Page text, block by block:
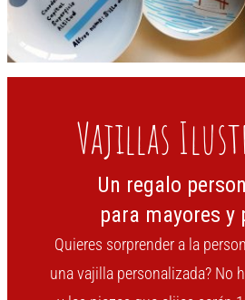
Vajillas
Un regalo
para mayores y
Quieres sorprender a la
una vajilla personalizada? No